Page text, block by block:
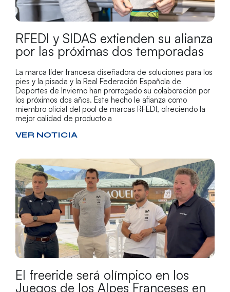
RFEDI y SIDAS extienden su alianza
por las próximas dos temporadas
La marca líder francesa diseñadora de soluciones para los
pies y la pisada y la Real Federación Española de
Deportes de Invierno han prorrogado su colaboración por
los próximos dos años. Este hecho le afianza como
miembro oficial del pool de marcas RFEDI, ofreciendo la
mejor calidad de producto a
VER NOTICIA
El freeride será olímpico en los
Juegos de los Alpes Franceses en